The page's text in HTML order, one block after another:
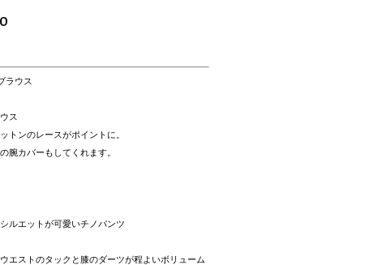
ラウス
ス
トンのレースがポイントに。
腕カバーもしてくれます。
ルエットが可愛いチノパンツ
エストのタックと膝のダーツが程よいボリューム